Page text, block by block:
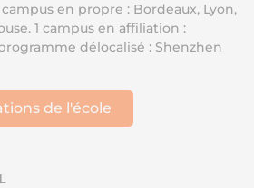
campus en propre : Bordeaux, Lyon,
1 campus en affiliation :
délocalisé : Shenzhen
de l'école